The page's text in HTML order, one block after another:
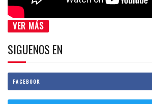
VER MÁS
SIGUENOS EN
FACEBOOK